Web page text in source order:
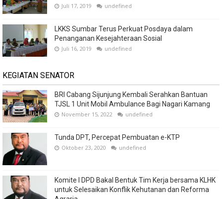
Juli 17, 2019 undefined
LKKS Sumbar Terus Perkuat Posdaya dalam
Penanganan Kesejahteraan Sosial
Juli 16, 2019 undefined
KEGIATAN SENATOR
BRI Cabang Sijunjung Kembali Serahkan Bantuan
TJSL 1 Unit Mobil Ambulance Bagi Nagari Kamang
November 15, 2022 undefined
Tunda DPT, Percepat Pembuatan e-KTP
Oktober 23, 2020 undefined
Komite I DPD Bakal Bentuk Tim Kerja bersama KLHK
untuk Selesaikan Konflik Kehutanan dan Reforma